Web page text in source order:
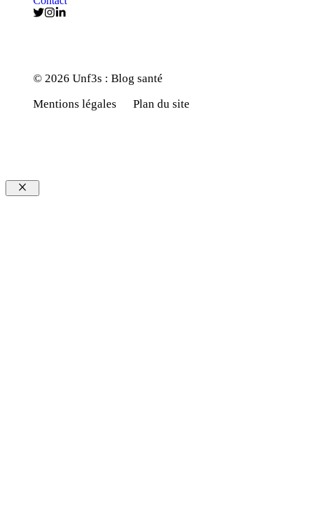
© 2026 Unf3s : Blog santé
Mentions légales
Plan du site
Fermer